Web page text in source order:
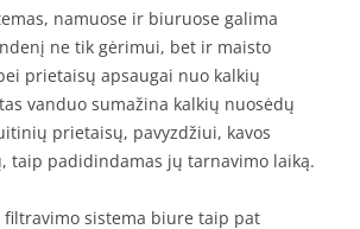
namuose ir biuruose galima
ne tik gėrimui, bet ir maisto
prietaisų apsaugai nuo kalkių
vanduo sumažina kalkių nuosėdų
prietaisų, pavyzdžiui, kavos
taip padidindamas jų tarnavimo laiką.
sistema biure taip pat